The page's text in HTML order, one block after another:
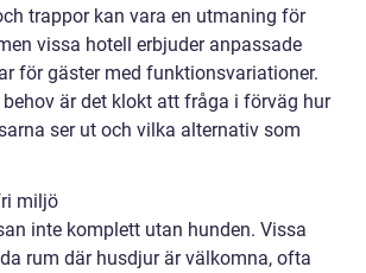
trappor kan vara en utmaning för
vissa hotell erbjuder anpassade
för gäster med funktionsvariationer.
är det klokt att fråga i förväg hur
ser ut och vilka alternativ som
miljö
inte komplett utan hunden. Vissa
rum där husdjur är välkomna, ofta